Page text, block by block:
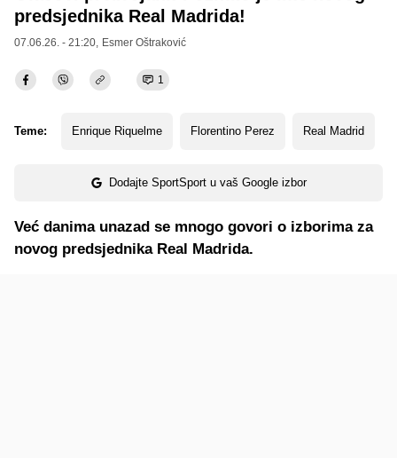
predsjednika Real Madrida!
07.06.26. - 21:20, Esmer Oštraković
1
Teme: Enrique Riquelme Florentino Perez Real Madrid
Dodajte SportSport u vaš Google izbor
Već danima unazad se mnogo govori o izborima za
novog predsjednika Real Madrida.